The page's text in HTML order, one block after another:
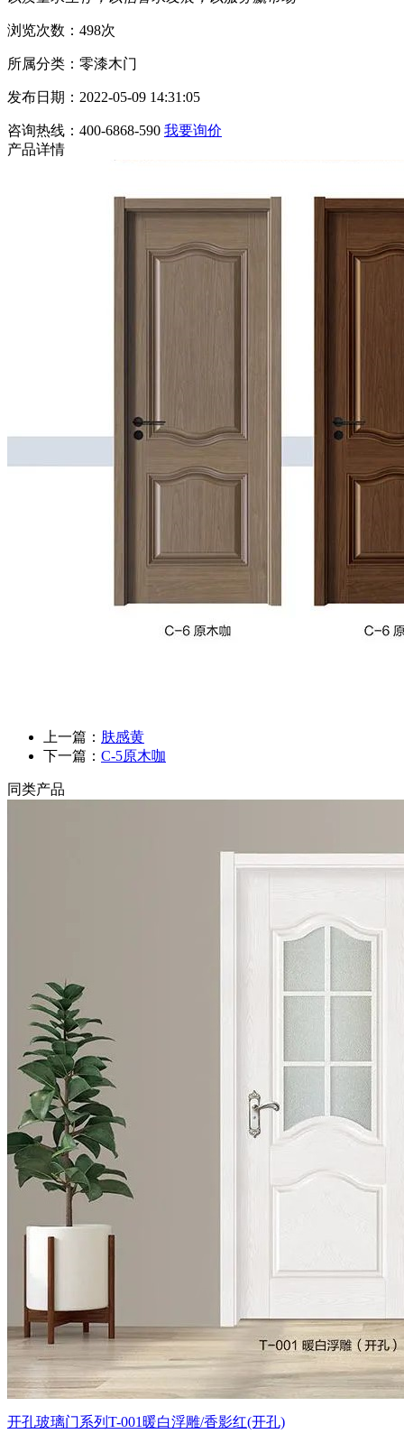
浏览次数：498次
所属分类：零漆木门
发布日期：2022-05-09 14:31:05
咨询热线：400-6868-590 我要询价
产品详情
上一篇： 肤感黄
下一篇： C-5原木咖
同类产品
开孔玻璃门系列T-001暖白浮雕/香影红(开孔)